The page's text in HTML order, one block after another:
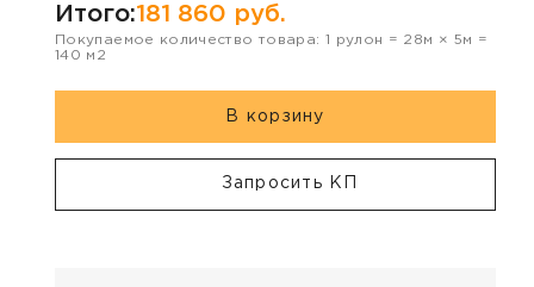
Итого:181 860 руб.
Покупаемое количество товара: 1 рулон = 28м × 5м =
140 м2
В корзину
Запросить КП